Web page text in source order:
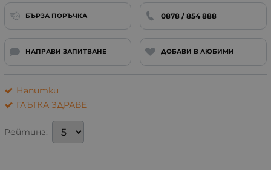
БЪРЗА ПОРЪЧКА 0878 / 854 888
НАПРАВИ ЗАПИТВАНЕ ДОБАВИ В ЛЮБИМИ
Напитки
ГЛЪТКА ЗДРАВЕ
Рейтинг: